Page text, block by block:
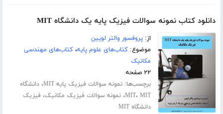
دانلود کتاب نمونه سوالات فیزیک پایه یک دانشگاه MIT
از:پروفسور والتر لویین
موضوع:کتاب‌های علوم پایه،کتاب‌های مهندسی
مکانیک
۲۲ صفحه
برچسب‌ها:نمونه سوالات فیزیک پایه MIT ،دانشگاه
MIT، MIT ،نمونه سوالات فیزیک مکانیک، فیزیک
دانشگاه MIT